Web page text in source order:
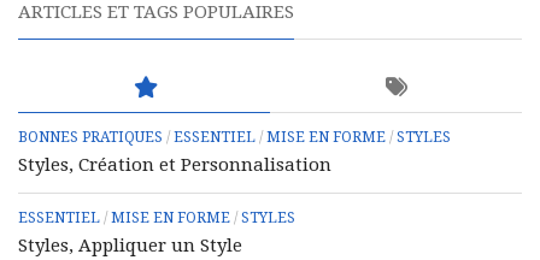
ARTICLES ET TAGS POPULAIRES
BONNES PRATIQUES / ESSENTIEL / MISE EN FORME / STYLES
Styles, Création et Personnalisation
ESSENTIEL / MISE EN FORME / STYLES
Styles, Appliquer un Style